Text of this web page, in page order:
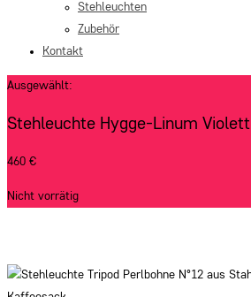
Stehleuchten
Zubehör
Kontakt
Ausgewählt:
Stehleuchte Hygge-Linum Violett
460 €
Nicht vorrätig